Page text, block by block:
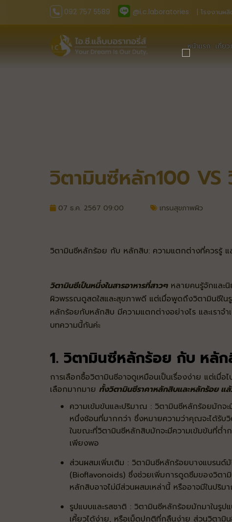
092 757 5589 @i.c.laboratories | โรงงานผ
หน้าแรก เกี่ย
วิตามินซีหลัก100
07 ธ.ค. 2567 09:00 เทรนสุขภาพผิว
วิตามินซีหลักร้อย กับ หลักสิบ: ความแตกต่างที่ควรรู้ แ
วิตามินซีเป็นหนึ่งในสารอาหารที่สาวๆหลายคนรู้จักและนิ
ผิวพรรณดูสดใสและสุขภาพดี แต่เมื่อพูดถึงวิตามินซีใน
หลักร้อยกับหลักสิบ มีความแตกต่างอย่างไร และเราจ
บทความนี้กันค่ะ
1. วิตามินซีหลักร้อย กับ หลั
การเลือกซื้อวิตามินซีอาจดูเหมือนเป็นเรื่องง่าย แต่เมื่
เลือกมากมาย ทั้งวิตามินซีราคาหลักสิบและหลักร้อย แ
ความเข้มข้นและปริมาณ : วิตามินซีหลักร้อยมักจ
หนึ่งช้อนที่มากกว่า ซึ่งหมายความว่าคุณจะได้รับ
ในขณะที่วิตามินซีหลักสิบมักจะมีความเข้มข้นที่ต่
เพียงพอ
ส่วนผสมเพิ่มเติม : วิตามินซีหลักร้อยบางแบรนด์
(Bioflavonoids) ซึ่งช่วยเพิ่มการดูดซึมของวิตา
หลักสิบอาจไม่มีส่วนผสมเหล่านี้ หรืออาจมีในปริ
รูปแบบและรสชาติ : วิตามินซีหลักร้อยมักมาในรูป
เคี้ยวได้ง่าย, หรือเม็ดปกติที่กลืนง่าย ส่วนวิตามิ